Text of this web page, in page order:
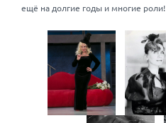
ещё на долгие годы и многие роли!